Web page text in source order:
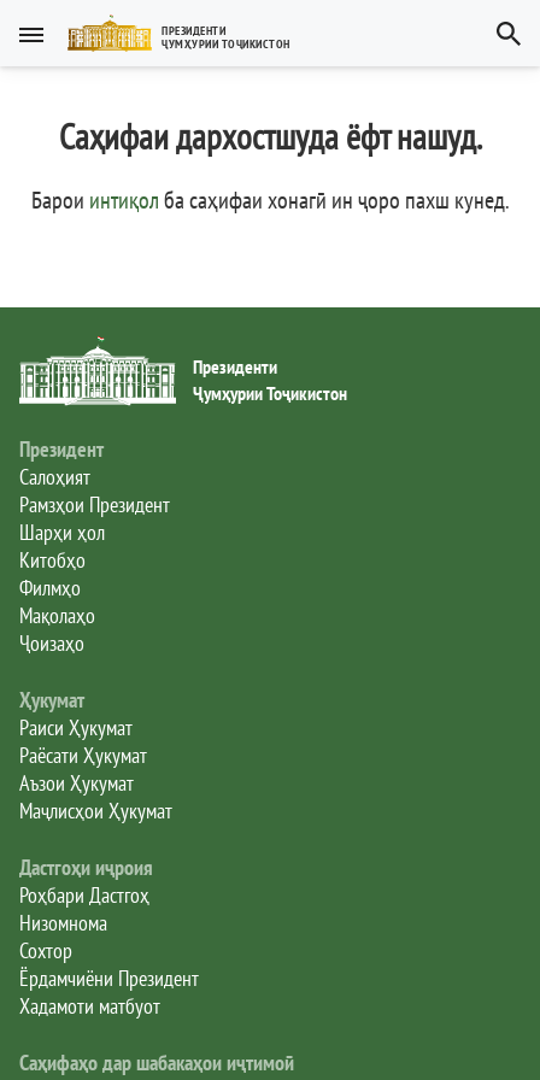
ПРЕЗИДЕНТИ
ҶУМҲУРИИ ТОҶИКИСТОН
Тоҷикӣ
Тоҷикӣ
English
العربية
Тоҷикистон
Рамзҳои давлатӣ
Президент
Ҳукумат
Дастгоҳи иҷроия
Нома ба Президент
Саҳифаи дархостшуда ёфт нашуд.
Барои интиқолба саҳифаи хонагӣ ин ҷоро пахш кунед.
Президенти
Ҷумҳурии Тоҷикистон
Президент
Салоҳият
Рамзҳои Президент
Шарҳи ҳол
Китобҳо
Филмҳо
Мақолаҳо
Ҷоизаҳо
Ҳукумат
Раиси Ҳукумат
Раёсати Ҳукумат
Аъзои Ҳукумат
Маҷлисҳои Ҳукумат
Дастгоҳи иҷроия
Роҳбари Дастгоҳ
Низомнома
Сохтор
Ёрдамчиёни Президент
Хадамоти матбуот
Саҳифаҳо дар шабакаҳои иҷтимоӣ